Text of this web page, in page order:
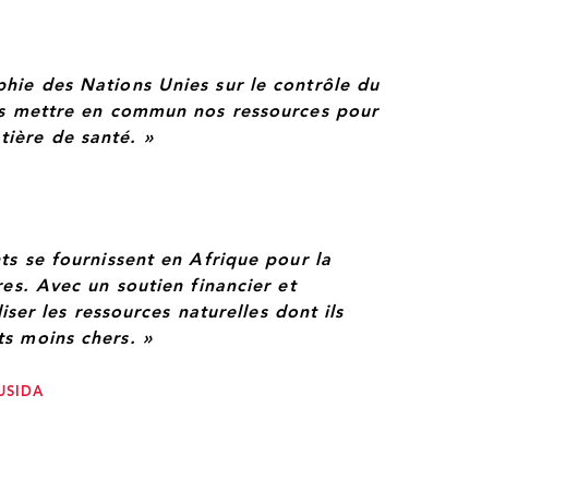
des Nations Unies sur le contrôle du
en commun nos ressources pour
de santé. »
se fournissent en Afrique pour la
Avec un soutien financier et
les ressources naturelles dont ils
moins chers. »